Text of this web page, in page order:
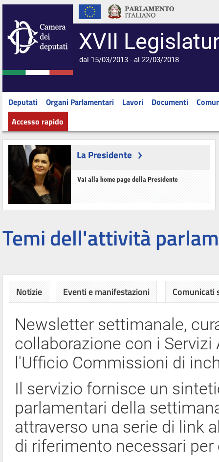
XVII
dal 15/03/2013 - al 22/03/2018
Deputati Organi Parlamentari Lavori Documenti
Accesso rapido
La Presidente
Vai alla home page della Presidente
Temi dell'attività
Notizie Eventi e manifestazioni Comunicati
Newsletter settimanale,
collaborazione con i
l'Ufficio Commissioni di
Il servizio fornisce un
parlamentari della
attraverso una serie di link
di riferimento necessari